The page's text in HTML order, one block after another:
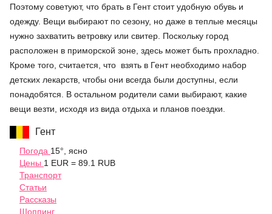
Поэтому советуют, что брать в Гент стоит удобную обувь и
одежду. Вещи выбирают по сезону, но даже в теплые месяцы
нужно захватить ветровку или свитер. Поскольку город
расположен в приморской зоне, здесь может быть прохладно.
Кроме того, считается, что взять в Гент необходимо набор
детских лекарств, чтобы они всегда были доступны, если
понадобятся. В остальном родители сами выбирают, какие
вещи везти, исходя из вида отдыха и планов поездки.
Гент
Погода 15°, ясно
Цены 1 EUR = 89.1 RUB
Транспорт
Статьи
Рассказы
Шоппинг